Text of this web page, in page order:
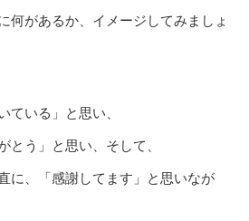
何があるか、イメージしてみましょ
ている」と思い、
う」と思い、そして、
に、「感謝してます」と思いなが